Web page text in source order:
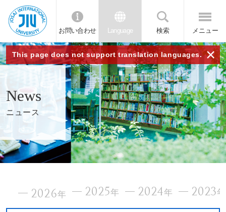
JIU
城西
国際
大学
お問い合わせ Language 検索 メニュー
This page does not support translation languages. ×
News
ニュース
2026年 2025年 2024年 2023年